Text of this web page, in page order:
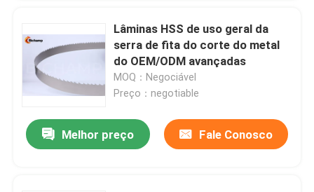
Lâmina de serra revestida da faixa
Lâmina de corte de alumínio da serra de fita
Lâminas de corte de madeira da serra de fita
Lâminas HSS de uso geral da
serra de fita do corte do metal
do OEM/ODM avançadas
MOQ：Negociável
Preço：negotiable
Melhor preço Fale Conosco